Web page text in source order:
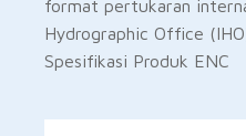
format pertukaran
Hydrographic Office
Spesifikasi Produk ENC